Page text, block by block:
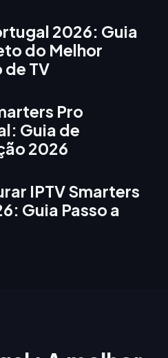
2026: Guia
do Melhor
de TV
Pro
Guia de
2026
IPTV Smarters
Guia Passo a